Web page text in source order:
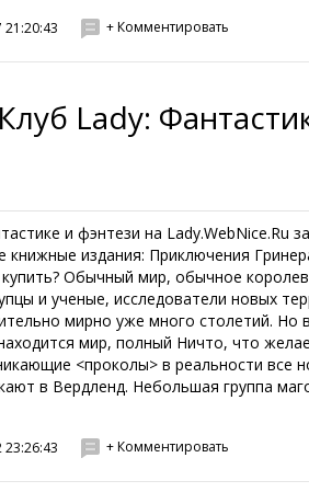
21:20:43 + Комментировать
Lady:
и фэнтези на Lady.WebNice.Ru
книжные издания: Приключения
купить? Обычный мир, обычное
и ученые, исследователи новых
мирно уже много столетий. Но
мир, полный Ничто, что
<проколы> в реальности все
в Вердленд. Небольшая группа
23:26:43 + Комментировать